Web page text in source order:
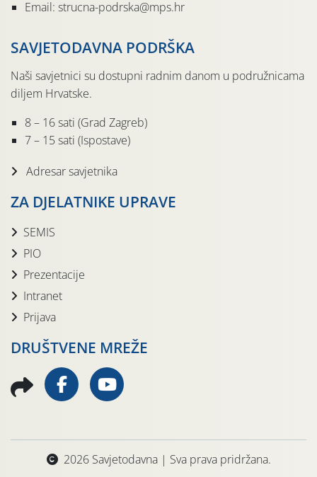
Email: strucna-podrska@mps.hr
SAVJETODAVNA PODRŠKA
Naši savjetnici su dostupni radnim danom u podružnicama
diljem Hrvatske.
8 – 16 sati (Grad Zagreb)
7 – 15 sati (Ispostave)
Adresar savjetnika
ZA DJELATNIKE UPRAVE
SEMIS
PIO
Prezentacije
Intranet
Prijava
DRUŠTVENE MREŽE
2026 Savjetodavna | Sva prava pridržana.